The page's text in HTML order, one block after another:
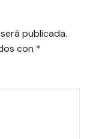
publicada.
con *